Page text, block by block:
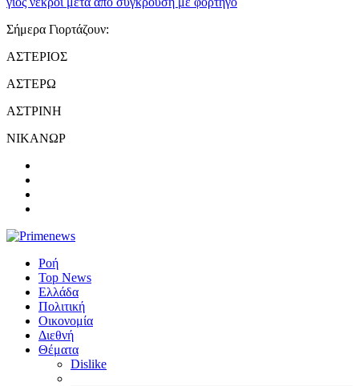
Σήμερα Γιορτάζουν:
ΑΣΤΕΡΙΟΣ
ΑΣΤΕΡΩ
ΑΣΤΡΙΝΗ
ΝΙΚΑΝΩΡ
Ροή
Top News
Ελλάδα
Πολιτική
Οικονομία
Διεθνή
Θέματα
Dislike